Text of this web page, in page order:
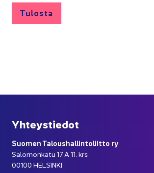
Tu­los­ta
Yh­teys­tie­dot
Suo­men Ta­lous­hal­lin­to­liit­to ry
Sa­lo­mon­ka­tu 17 A 11. krs
00100 HEL­SIN­KI